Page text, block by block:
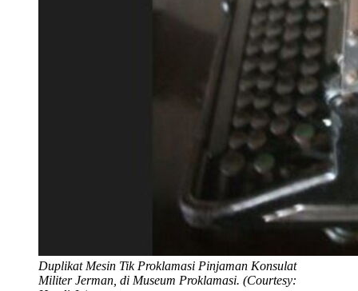
Duplikat Mesin Tik Proklamasi Pinjaman Konsulat
Militer Jerman, di Museum Proklamasi. (Courtesy: